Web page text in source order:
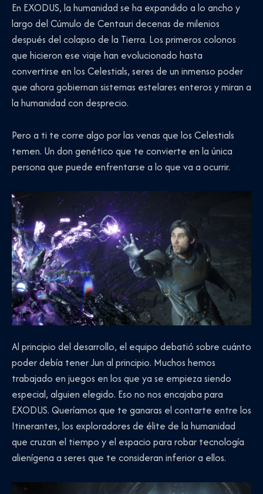
En EXODUS, la humanidad se ha expandido a lo ancho y
largo del Cúmulo de Centauri decenas de milenios
después del colapso de la Tierra. Los primeros colonos
que hicieron ese viaje han evolucionado hasta
convertirse en los Celestials, seres de un inmenso poder
que ahora gobiernan sistemas estelares enteros y miran a
la humanidad con desprecio.
Pero a ti te corre algo por las venas que los Celestials
temen. Un don genético que te convierte en la única
persona que puede enfrentarse a lo que va a ocurrir.
Al principio del desarrollo, el equipo debatió sobre cuánto
poder debía tener Jun al principio. Muchos hemos
trabajado en juegos en los que ya se empieza siendo
especial, alguien elegido. Eso no nos encajaba para
EXODUS. Queríamos que te ganaras el contarte entre los
Itinerantes, los exploradores de élite de la humanidad
que cruzan el tiempo y el espacio para robar tecnología
alienígena a seres que te consideran inferior a ellos.